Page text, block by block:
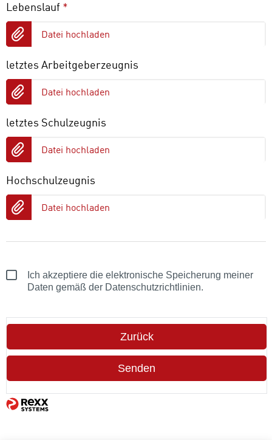
Lebenslauf *
Datei hochladen
letztes Arbeitgeberzeugnis
Datei hochladen
letztes Schulzeugnis
Datei hochladen
Hochschulzeugnis
Datei hochladen
Ich akzeptiere die elektronische Speicherung meiner
Daten gemäß der Datenschutzrichtlinien.
Zurück
Senden